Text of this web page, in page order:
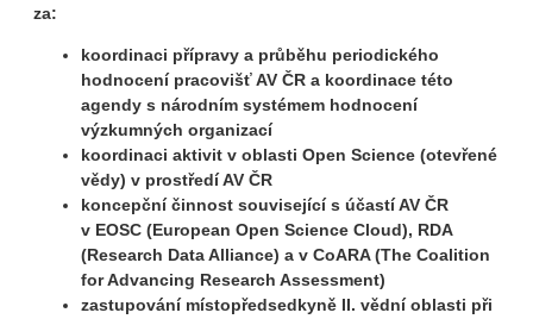
za:
koordinaci přípravy a průběhu periodického
hodnocení pracovišť AV ČR a koordinace této
agendy s národním systémem hodnocení
výzkumných organizací
koordinaci aktivit v oblasti Open Science (otevřené
vědy) v prostředí AV ČR
koncepční činnost související s účastí AV ČR
v EOSC (European Open Science Cloud), RDA
(Research Data Alliance) a v CoARA (The Coalition
for Advancing Research Assessment)
zastupování místopředsedkyně II. vědní oblasti při